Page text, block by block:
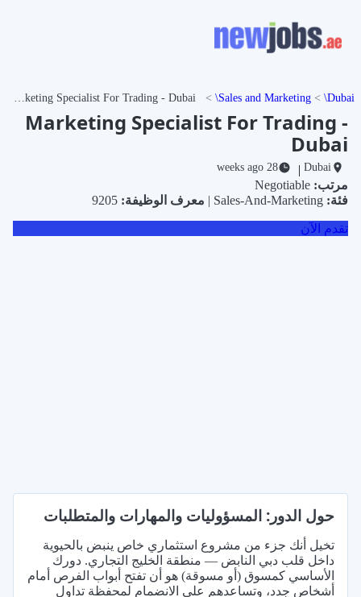
Dubai
Sales and Marketing
Marketing Specialist For Trading -
Dubai
Dubai
|
28 weeks ago
مرتب:
فئة:
معرف الوظيفة:
تقدم الآن
حول الدور: المسؤوليات والمهارات والمتطلبات
تخيل أنك جزء من مشروع استثماري خاص ينبض بالحيوية
داخل قلب دبي النابض — منطقة الخليج التجاري. دورك
الأساسي كمسوق (أو مسوقة) هو أن تفتح أبواب الفرص أمام
أشخاص جدد، وتساعدهم على الانضمام لمحفظة تداول